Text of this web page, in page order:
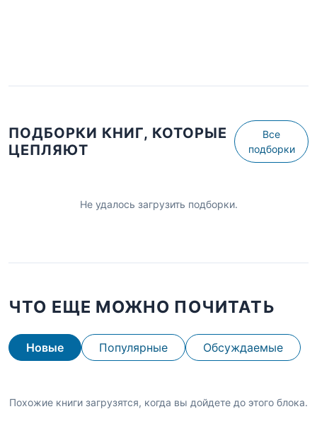
ПОДБОРКИ КНИГ, КОТОРЫЕ
ЦЕПЛЯЮТ
Все
подборки
Не удалось загрузить подборки.
ЧТО ЕЩЕ МОЖНО ПОЧИТАТЬ
Новые Популярные Обсуждаемые
Похожие книги загрузятся, когда вы дойдете до этого блока.